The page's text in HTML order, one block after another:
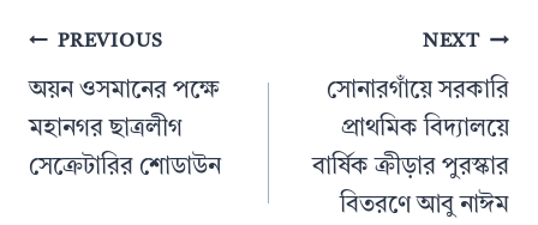
PostPREVIOUS
অয়ন ওসমানের পক্ষে
মহানগর ছাত্রলীগ
সেক্রেটারির শোডাউন
NEXT
সোনারগাঁয়ে সরকারি
প্রাথমিক বিদ্যালয়ে
বার্ষিক ক্রীড়ার পুরস্কার
বিতরণে আবু নাঈম